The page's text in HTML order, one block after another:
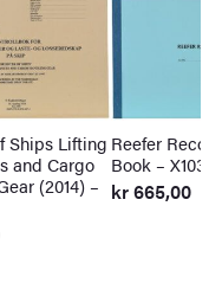
Ships Lifting
and Cargo
(2014) –
Reefer
Book – X1035
kr665,00